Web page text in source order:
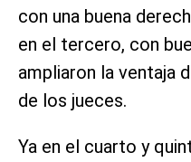
con una buena
en el tercero, con
ampliaron la ventaja
de los jueces.
Ya en el cuarto y